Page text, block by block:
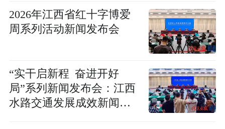
2026年江西省红十字博爱
周系列活动新闻发布会
“实干启新程 奋进开好
局”系列新闻发布会：江西
水路交通发展成效新闻发